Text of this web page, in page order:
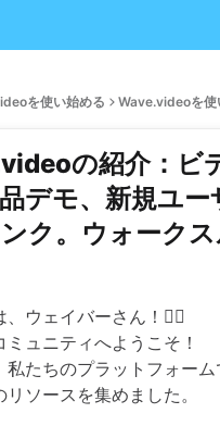
を使い始める Wave.videoを使
の紹介：ビ
デモ、新規ユー
ク。ウォーク
、ウェイバーさん！🙋‍♀️
ュニティへようこそ！
私たちのプラットフォー
ソースを集めました。